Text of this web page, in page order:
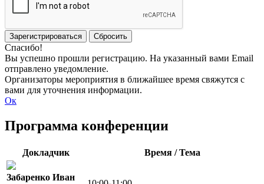
Зарегистрироваться Сбросить
Спасибо!
Вы успешно прошли регистрацию. На указанный вами Email
отправлено уведомление.
Организаторы мероприятия в ближайшее время свяжутся с
вами для уточнения информации.
Ок
Программа конференции
Докладчик Время / Тема
Забаренко Иван